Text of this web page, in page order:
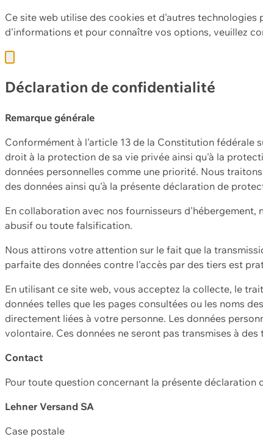
Ce site web utilise des cookies et d'autres
d'informations et pour connaître vos options, veuillez
Déclaration de confidentialité
Remarque générale
Conformément à l'article 13 de la Constitution fédérale
droit à la protection de sa vie privée ainsi qu'à la
données personnelles comme une priorité. Nous
des données ainsi qu'à la présente déclaration de
En collaboration avec nos fournisseurs
abusif ou toute falsification.
Nous attirons votre attention sur le fait que la
parfaite des données contre l'accès par des tiers est
En utilisant ce site web, vous acceptez la collecte, le
données telles que les pages consultées ou les noms
directement liées à votre personne. Les données
volontaire. Ces données ne seront pas transmises à
Contact
Pour toute question concernant la présente
Lehner Versand SA
Case postale